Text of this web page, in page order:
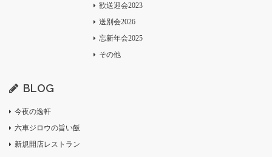
歓送迎会2023
送別会2026
忘新年会2025
その他
BLOG
今夜の逸軒
六車ジロウの旨い飯
新規開店レストラン